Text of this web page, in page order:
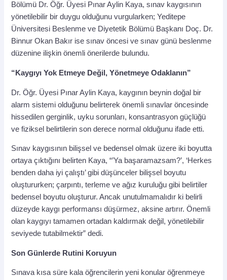
Bölümü Dr. Öğr. Üyesi Pınar Aylin Kaya, sınav kaygısının
yönetilebilir bir duygu olduğunu vurgularken; Yeditepe
Üniversitesi Beslenme ve Diyetetik Bölümü Başkanı Doç. Dr.
Binnur Okan Bakır ise sınav öncesi ve sınav günü beslenme
düzenine ilişkin önemli önerilerde bulundu.
“Kaygıyı Yok Etmeye Değil, Yönetmeye Odaklanın”
Dr. Öğr. Üyesi Pınar Aylin Kaya, kaygının beynin doğal bir
alarm sistemi olduğunu belirterek önemli sınavlar öncesinde
hissedilen gerginlik, uyku sorunları, konsantrasyon güçlüğü
ve fiziksel belirtilerin son derece normal olduğunu ifade etti.
Sınav kaygısının bilişsel ve bedensel olmak üzere iki boyutta
ortaya çıktığını belirten Kaya, “’Ya başaramazsam?’, ‘Herkes
benden daha iyi çalıştı’ gibi düşünceler bilişsel boyutu
oluştururken; çarpıntı, terleme ve ağız kuruluğu gibi belirtiler
bedensel boyutu oluşturur. Ancak unutulmamalıdır ki belirli
düzeyde kaygı performansı düşürmez, aksine artırır. Önemli
olan kaygıyı tamamen ortadan kaldırmak değil, yönetilebilir
seviyede tutabilmektir” dedi.
Son Günlerde Rutini Koruyun
Sınava kısa süre kala öğrencilerin yeni konular öğrenmeye